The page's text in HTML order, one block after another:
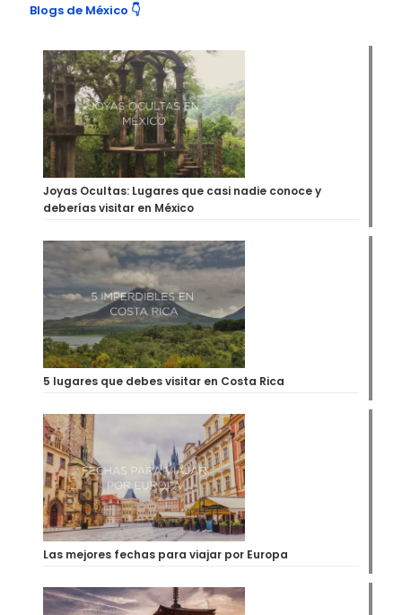
Blogs de México 👇
Joyas Ocultas: Lugares que casi nadie conoce y
deberías visitar en México
5 lugares que debes visitar en Costa Rica
Las mejores fechas para viajar por Europa